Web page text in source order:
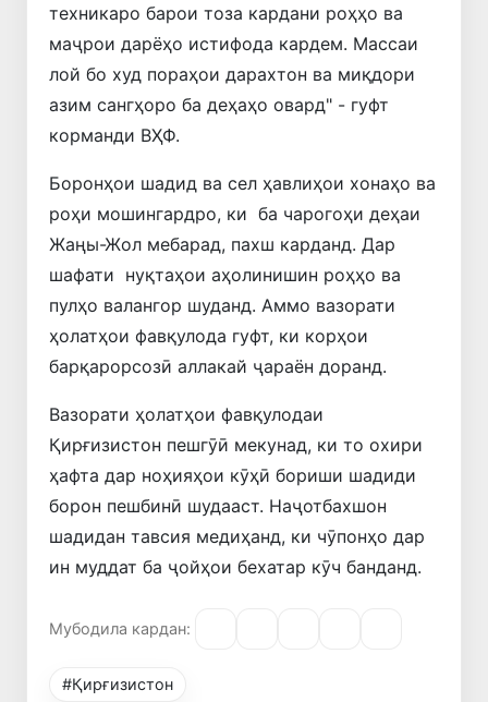
техникаро барои тоза кардани роҳҳо ва
маҷрои дарёҳо истифода кардем. Массаи
лой бо худ пораҳои дарахтон ва миқдори
азим сангҳоро ба деҳаҳо овард" - гуфт
корманди ВҲФ.
Боронҳои шадид ва сел ҳавлиҳои хонаҳо ва
роҳи мошингардро, ки ба чарогоҳи деҳаи
Жаңы-Жол мебарад, пахш карданд. Дар
шафати нуқтаҳои аҳолинишин роҳҳо ва
пулҳо валангор шуданд. Аммо вазорати
ҳолатҳои фавқулода гуфт, ки корҳои
барқарорсозӣ аллакай ҷараён доранд.
Вазорати ҳолатҳои фавқулодаи
Қирғизистон пешгӯӣ мекунад, ки то охири
ҳафта дар ноҳияҳои кӯҳӣ бориши шадиди
борон пешбинӣ шудааст. Наҷотбахшон
шадидан тавсия медиҳанд, ки чӯпонҳо дар
ин муддат ба ҷойҳои бехатар кӯч банданд.
Мубодила кардан:
#Қирғизистон